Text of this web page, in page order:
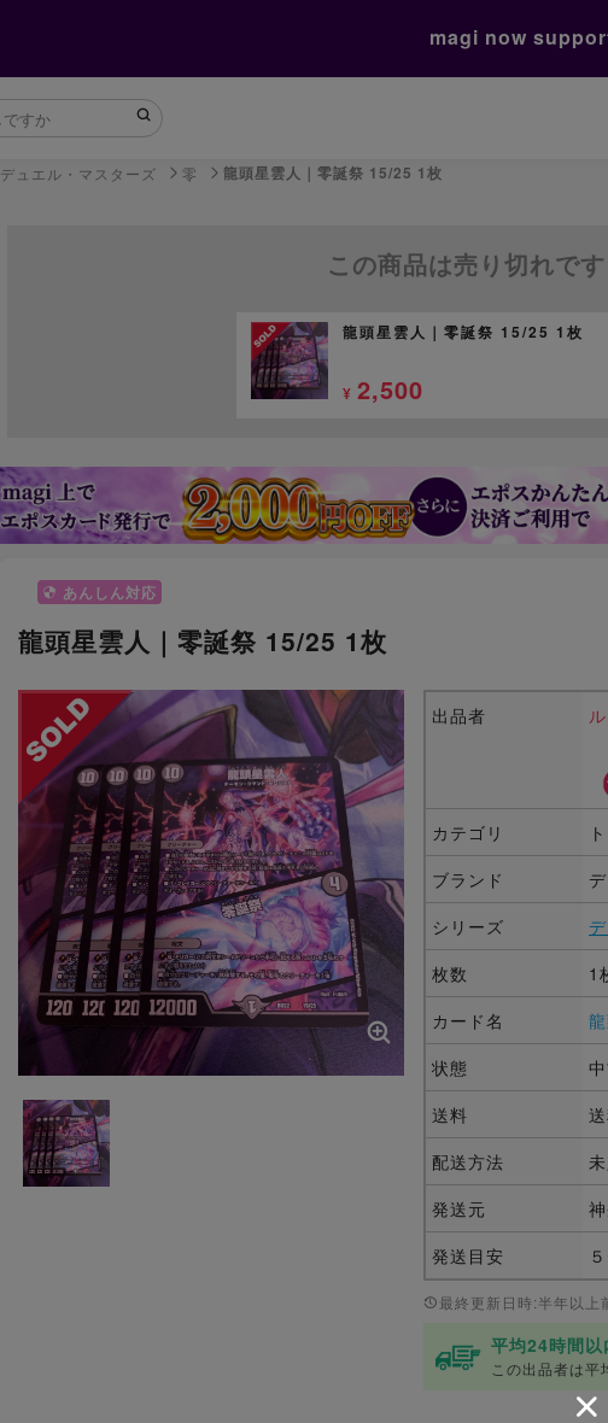
magi now
デュエル・マスターズ 零 龍頭星雲人｜零誕祭 15/25 1枚
この商品は売り切れです
龍頭星雲人｜零誕祭 15/25 1枚
¥ 2,500
あんしん対応
龍頭星雲人｜零誕祭 15/25 1枚
出品者
カテゴリ
ブランド
シリーズ
枚数
1
カード名
状態
送料
配送方法
発送元
発送目安
最終更新日時:半年以上
平均24時間以
この出品者は